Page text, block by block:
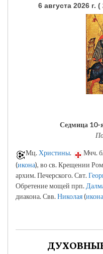
6 августа 2026 г.
Седмица 10-
Мц. Христины. Мчч.
(икона), во св. Крещении
архим. Печерского. Свт.
Обретение мощей прп.
диакона. Свв.Николая(икона